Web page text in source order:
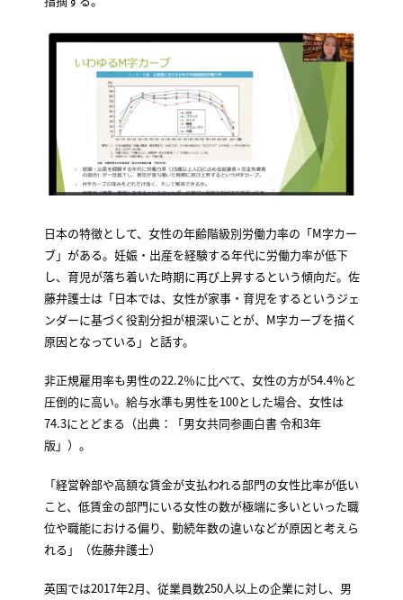
日本の特徴として、女性の年齢階級別労働力率の「M字カー
ブ」がある。妊娠・出産を経験する年代に労働力率が低下
し、育児が落ち着いた時期に再び上昇するという傾向だ。佐
藤弁護士は「日本では、女性が家事・育児をするというジェ
ンダーに基づく役割分担が根深いことが、M字カーブを描く
原因となっている」と話す。
非正規雇用率も男性の22.2％に比べて、女性の方が54.4％と
圧倒的に高い。給与水準も男性を100とした場合、女性は
74.3にとどまる（出典：「男女共同参画白書 令和3年
版」）。
「経営幹部や高額な賃金が支払われる部門の女性比率が低い
こと、低賃金の部門にいる女性の数が極端に多いといった職
位や職能における偏り、勤続年数の違いなどが原因と考えら
れる」（佐藤弁護士）
英国では2017年2月、従業員数250人以上の企業に対し、男